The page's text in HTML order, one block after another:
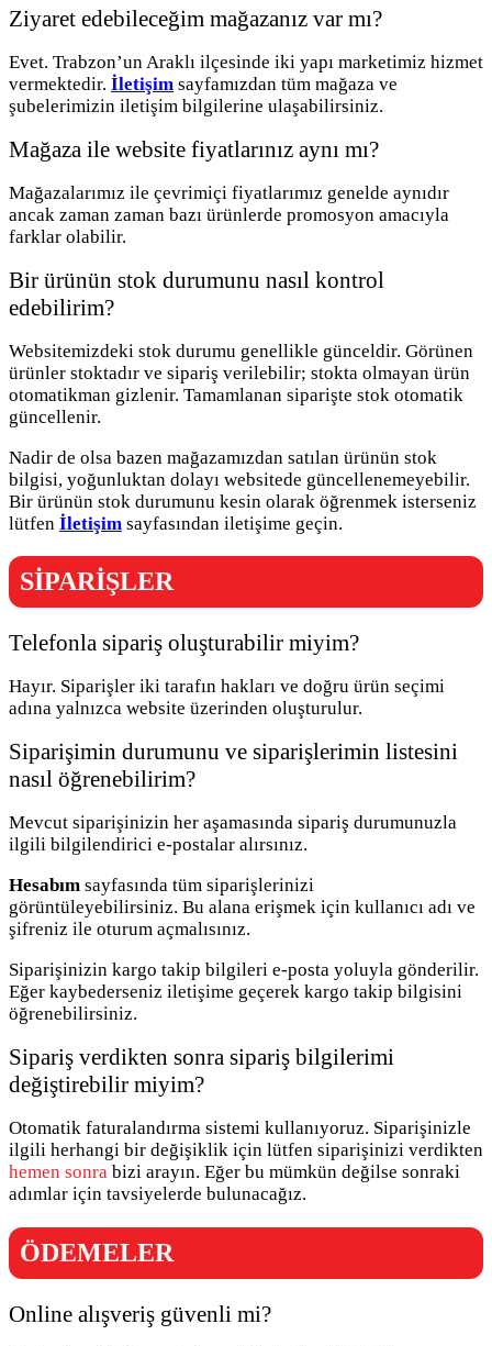
Ziyaret edebileceğim mağazanız var mı?
Evet. Trabzon’un Araklı ilçesinde iki yapı marketimiz hizmet
vermektedir. İletişim sayfamızdan tüm mağaza ve
şubelerimizin iletişim bilgilerine ulaşabilirsiniz.
Mağaza ile website fiyatlarınız aynı mı?
Mağazalarımız ile çevrimiçi fiyatlarımız genelde aynıdır
ancak zaman zaman bazı ürünlerde promosyon amacıyla
farklar olabilir.
Bir ürünün stok durumunu nasıl kontrol
edebilirim?
Websitemizdeki stok durumu genellikle günceldir. Görünen
ürünler stoktadır ve sipariş verilebilir; stokta olmayan ürün
otomatikman gizlenir. Tamamlanan siparişte stok otomatik
güncellenir.
Nadir de olsa bazen mağazamızdan satılan ürünün stok
bilgisi, yoğunluktan dolayı websitede güncellenemeyebilir.
Bir ürünün stok durumunu kesin olarak öğrenmek isterseniz
lütfen İletişim sayfasından iletişime geçin.
SİPARİŞLER
Telefonla sipariş oluşturabilir miyim?
Hayır. Siparişler iki tarafın hakları ve doğru ürün seçimi
adına yalnızca website üzerinden oluşturulur.
Siparişimin durumunu ve siparişlerimin listesini
nasıl öğrenebilirim?
Mevcut siparişinizin her aşamasında sipariş durumunuzla
ilgili bilgilendirici e-postalar alırsınız.
Hesabım sayfasında tüm siparişlerinizi
görüntüleyebilirsiniz. Bu alana erişmek için kullanıcı adı ve
şifreniz ile oturum açmalısınız.
Siparişinizin kargo takip bilgileri e-posta yoluyla gönderilir.
Eğer kaybederseniz iletişime geçerek kargo takip bilgisini
öğrenebilirsiniz.
Sipariş verdikten sonra sipariş bilgilerimi
değiştirebilir miyim?
Otomatik faturalandırma sistemi kullanıyoruz. Siparişinizle
ilgili herhangi bir değişiklik için lütfen siparişinizi verdikten
hemen sonra bizi arayın. Eğer bu mümkün değilse sonraki
adımlar için tavsiyelerde bulunacağız.
ÖDEMELER
Online alışveriş güvenli mi?